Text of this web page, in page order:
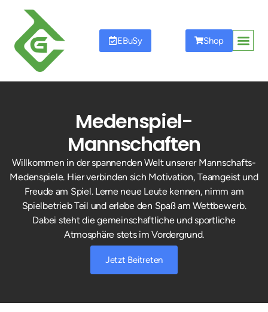
EBuSy Shop
Medenspiel-
Mannschaften
Willkommen in der spannenden Welt unserer Mannschafts-
Medenspiele. Hier verbinden sich Motivation, Teamgeist und
Freude am Spiel. Lerne neue Leute kennen, nimm am
Spielbetrieb Teil und erlebe den Spaß am Wettbewerb.
Dabei steht die gemeinschaftliche und sportliche
Atmosphäre stets im Vordergrund.
Jetzt Beitreten